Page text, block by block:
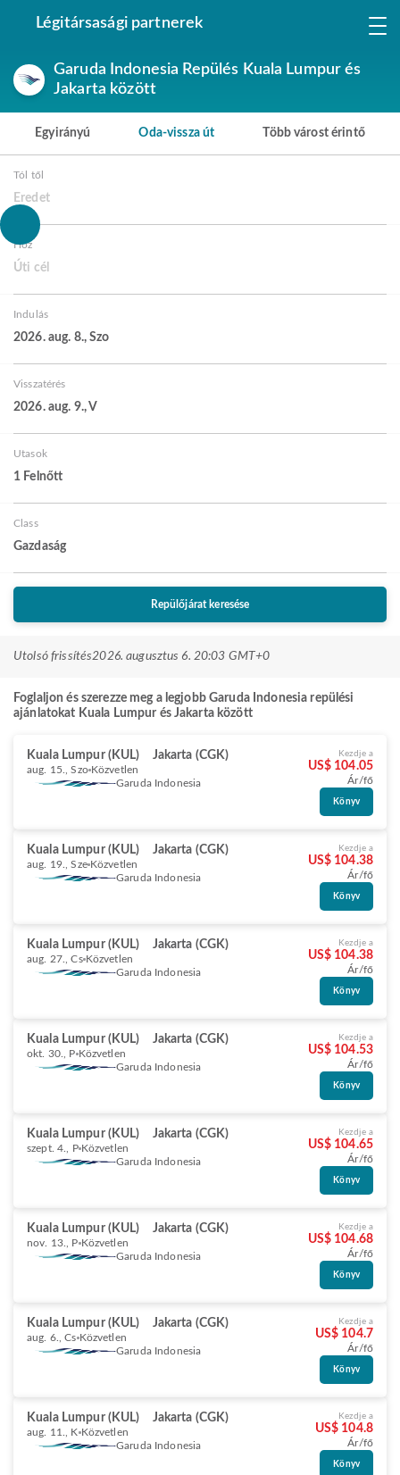
Légitársasági partnerek
Garuda Indonesia Repülés Kuala Lumpur és
Jakarta között
Egyirányú Oda-vissza út Több várost érintő
Tól től
Eredet
Hoz
Úti cél
Indulás
2026. aug. 8., Szo
Visszatérés
2026. aug. 9., V
Utasok
1 Felnőtt
Class
Gazdaság
Repülőjárat keresése
Utolsó frissítés2026. augusztus 6. 20:03 GMT+0
Foglaljon és szerezze meg a legjobb Garuda Indonesia repülési
ajánlatokat Kuala Lumpur és Jakarta között
Kuala Lumpur (KUL) Jakarta (CGK)
aug. 15., Szo Közvetlen
Garuda Indonesia
Kezdje a
US$ 104.05
Ár/fő
Könyv
Kuala Lumpur (KUL) Jakarta (CGK)
aug. 19., Sze Közvetlen
Garuda Indonesia
Kezdje a
US$ 104.38
Ár/fő
Könyv
Kuala Lumpur (KUL) Jakarta (CGK)
aug. 27., Cs Közvetlen
Garuda Indonesia
Kezdje a
US$ 104.38
Ár/fő
Könyv
Kuala Lumpur (KUL) Jakarta (CGK)
okt. 30., P Közvetlen
Garuda Indonesia
Kezdje a
US$ 104.53
Ár/fő
Könyv
Kuala Lumpur (KUL) Jakarta (CGK)
szept. 4., P Közvetlen
Garuda Indonesia
Kezdje a
US$ 104.65
Ár/fő
Könyv
Kuala Lumpur (KUL) Jakarta (CGK)
nov. 13., P Közvetlen
Garuda Indonesia
Kezdje a
US$ 104.68
Ár/fő
Könyv
Kuala Lumpur (KUL) Jakarta (CGK)
aug. 6., Cs Közvetlen
Garuda Indonesia
Kezdje a
US$ 104.7
Ár/fő
Könyv
Kuala Lumpur (KUL) Jakarta (CGK)
aug. 11., K Közvetlen
Garuda Indonesia
Kezdje a
US$ 104.8
Ár/fő
Könyv